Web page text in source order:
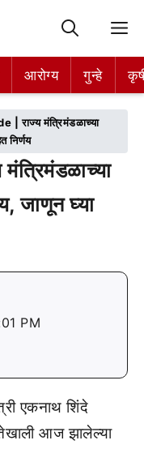
आरोग्य गुन्हे
आरोग्य गुन्हे
राज्य मंत्रिमंडळाच्या
निर्णय
जाणून घ्या
PM
एकनाथ शिंदे
आज झालेल्या